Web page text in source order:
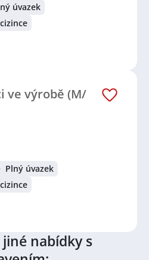
úvazek
ve výrobě (M/
Plný úvazek
nabídky s